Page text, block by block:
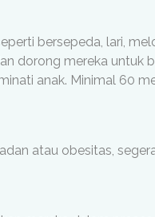
bersepeda, lari,
dorong mereka untuk
anak. Minimal 60
atau obesitas,